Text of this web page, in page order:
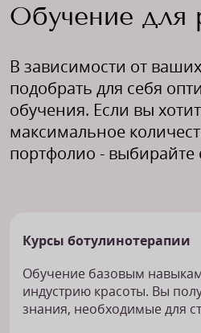
Обучение для
В зависимости от
подобрать для себя
обучения. Если вы
максимальное
портфолио -
Курсы ботулинотерапии
Обучение базовым
индустрию красоты. Вы
знания, необходимые для